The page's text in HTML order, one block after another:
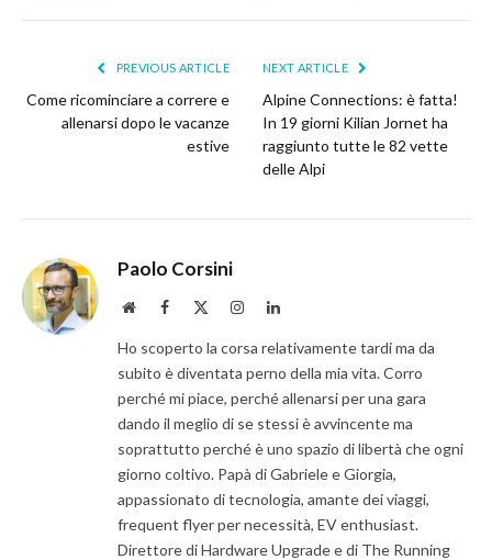
PREVIOUS ARTICLE
Come ricominciare a correre e
allenarsi dopo le vacanze
estive
NEXT ARTICLE
Alpine Connections: è fatta!
In 19 giorni Kilian Jornet ha
raggiunto tutte le 82 vette
delle Alpi
Paolo Corsini
WebsiteFacebook InstagramLinkedIn
Ho scoperto la corsa relativamente tardi ma da
subito è diventata perno della mia vita. Corro
perché mi piace, perché allenarsi per una gara
dando il meglio di se stessi è avvincente ma
soprattutto perché è uno spazio di libertà che ogni
giorno coltivo. Papà di Gabriele e Giorgia,
appassionato di tecnologia, amante dei viaggi,
frequent flyer per necessità, EV enthusiast.
Direttore di Hardware Upgrade e di The Running